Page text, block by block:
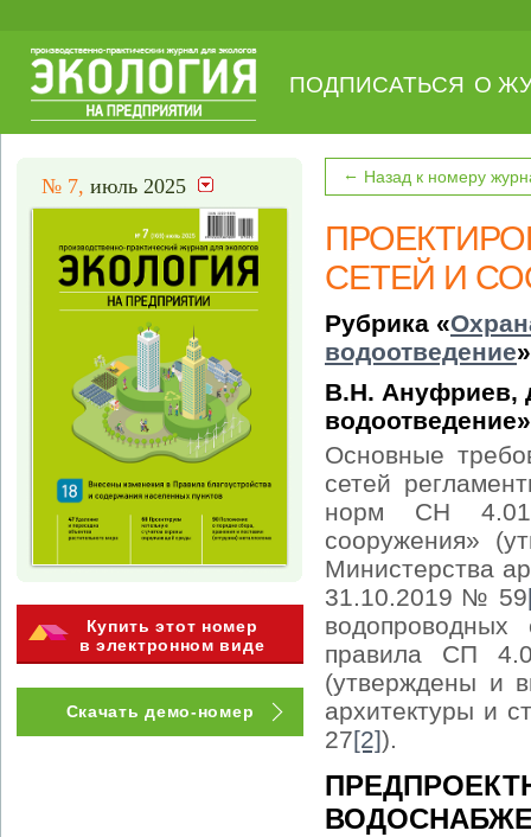
ПОДПИСАТЬСЯ О
№ 7, июль 2025
Купить этот номер
в электронном виде
Скачать демо-номер
← Назад к номеру
СЕТЕЙ И
Рубрика «
водоотведение»
В.Н. Ануфриев,
Основные
сетей
норм СН
сооружения»
Министерства
31.10.2019 № 59
водопроводных
правила СП
(утверждены и
архитектуры и
27[2]).